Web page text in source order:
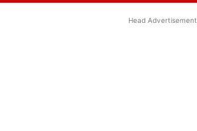
Head Advertisement